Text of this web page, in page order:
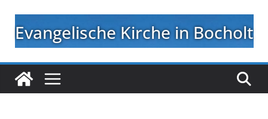
Inhalt
springen
Evangelische Kirche in Bocholt